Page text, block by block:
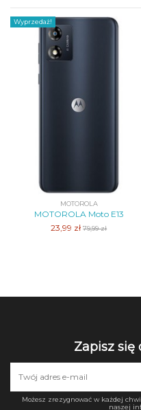
Wyprzedaż!
MOTOROLA
MOTOROLA Moto E13
23,99 zł79,99 zł
Zapisz się
Możesz zrezygnować w każdej
naszej